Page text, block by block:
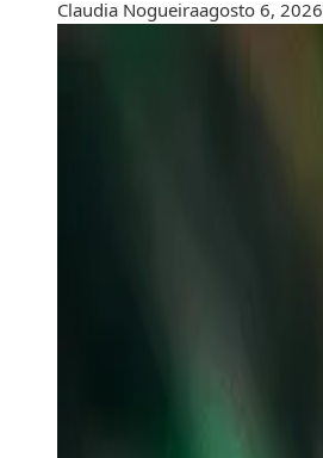
Claudia Nogueiraagosto 6, 2026